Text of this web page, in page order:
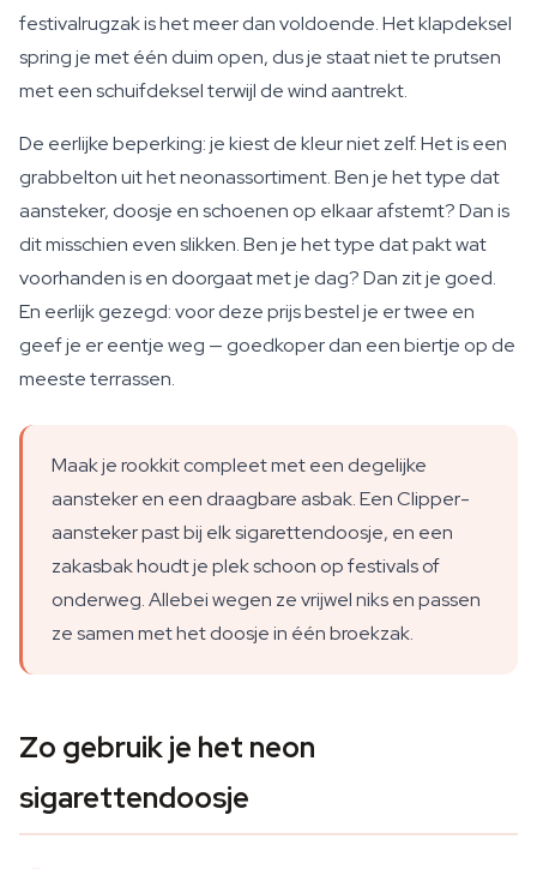
festivalrugzak is het meer dan voldoende. Het klapdeksel
spring je met één duim open, dus je staat niet te prutsen
met een schuifdeksel terwijl de wind aantrekt.
De eerlijke beperking: je kiest de kleur niet zelf. Het is een
grabbelton uit het neonassortiment. Ben je het type dat
aansteker, doosje en schoenen op elkaar afstemt? Dan is
dit misschien even slikken. Ben je het type dat pakt wat
voorhanden is en doorgaat met je dag? Dan zit je goed.
En eerlijk gezegd: voor deze prijs bestel je er twee en
geef je er eentje weg — goedkoper dan een biertje op de
meeste terrassen.
Maak je rookkit compleet met een degelijke
aansteker en een draagbare asbak. Een Clipper-
aansteker past bij elk sigarettendoosje, en een
zakasbak houdt je plek schoon op festivals of
onderweg. Allebei wegen ze vrijwel niks en passen
ze samen met het doosje in één broekzak.
Zo gebruik je het neon
sigarettendoosje